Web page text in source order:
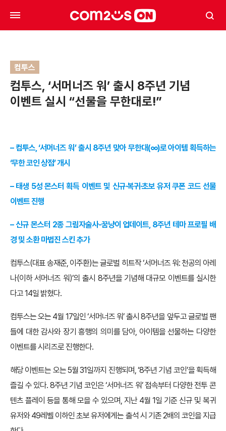
컴투스
컴투스, ‘서머너즈 워’ 출시 8주년 기념
이벤트 실시 “선물을 무한대로!”
– 컴투스, ‘서머너즈 워’ 출시 8주년 맞아 무한대(∞)로 아이템 획득하는
‘무한 코인 상점’ 개시
– 태생 5성 몬스터 획득 이벤트 및 신규∙복귀∙초보 유저 쿠폰 코드 선물
이벤트 진행
– 신규 몬스터 2종 그림자술사-꿈냥이 업데이트, 8주년 테마 프로필 배
경 및 소환 마법진 스킨 추가
컴투스(대표 송재준, 이주환)는 글로벌 히트작 ‘서머너즈 워: 천공의 아레
나(이하 서머너즈 워)’의 출시 8주년을 기념해 대규모 이벤트를 실시한
다고 14일 밝혔다.
컴투스는 오는 4월 17일인 ‘서머너즈 워’ 출시 8주년을 앞두고 글로벌 팬
들에 대한 감사와 장기 흥행의 의미를 담아, 아이템을 선물하는 다양한
이벤트를 시리즈로 진행한다.
해당 이벤트는 오는 5월 31일까지 진행되며, ‘8주년 기념 코인’을 획득해
즐길 수 있다. 8주년 기념 코인은 ‘서머너즈 워’ 접속부터 다양한 전투 콘
텐츠 플레이 등을 통해 모을 수 있으며, 지난 4월 1일 기준 신규 및 복귀
유저와 49레벨 이하인 초보 유저에게는 출석 시 기존 2배의 코인을 지급